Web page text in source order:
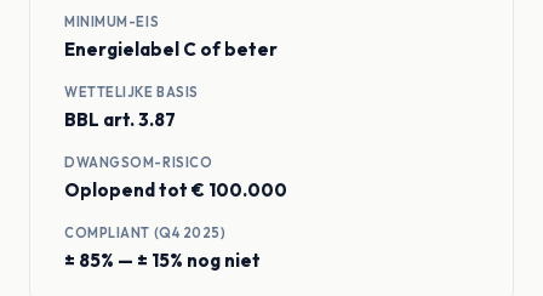
MINIMUM-EIS
Energielabel C of beter
WETTELIJKE BASIS
BBL art. 3.87
DWANGSOM-RISICO
Oplopend tot € 100.000
COMPLIANT (Q4 2025)
± 85% — ± 15% nog niet